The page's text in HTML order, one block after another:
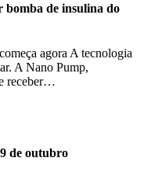
de insulina do
agora A tecnologia
A Nano Pump,
receber…
de outubro